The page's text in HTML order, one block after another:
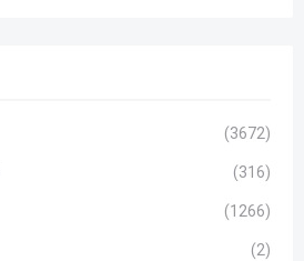
(3672)
(316)
(1266)
(2)